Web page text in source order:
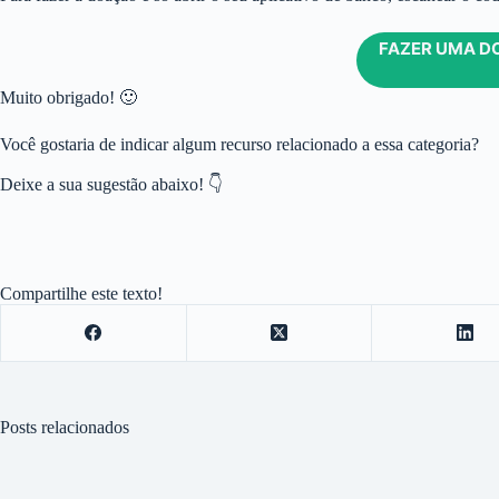
FAZER UMA
Muito obrigado! 🙂
Você gostaria de indicar algum recurso relacionado a essa categoria?
Deixe a sua sugestão abaixo! 👇
Compartilhe este texto!
Posts relacionados